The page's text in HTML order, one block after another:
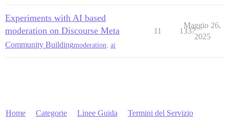
Experiments with AI based
moderation on Discourse Meta
Community Buildingmoderation ai
11 1337
Maggio 26,
2025
Home Categorie Linee Guida Termini del Servizio